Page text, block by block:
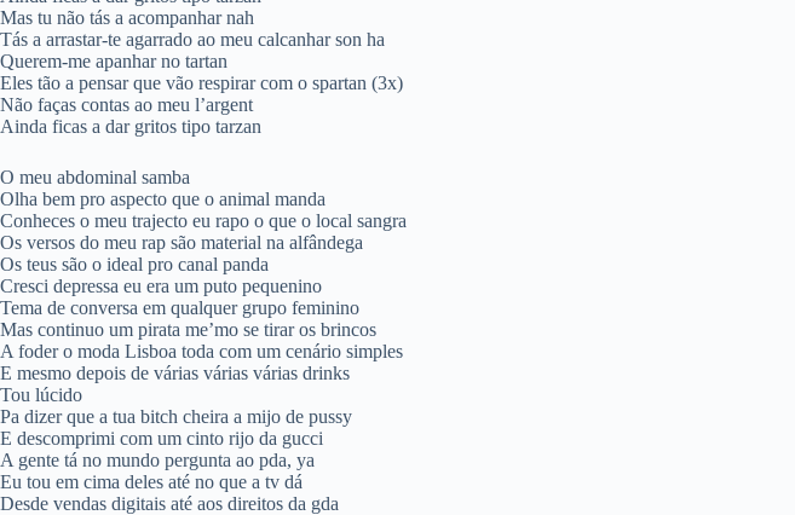
Mas tu não tás a acompanhar nah
Tás a arrastar-te agarrado ao meu calcanhar son ha
Querem-me apanhar no tartan
Eles tão a pensar que vão respirar com o spartan (3x)
Não faças contas ao meu l’argent
Ainda ficas a dar gritos tipo tarzan
O meu abdominal samba
Olha bem pro aspecto que o animal manda
Conheces o meu trajecto eu rapo o que o local sangra
Os versos do meu rap são material na alfândega
Os teus são o ideal pro canal panda
Cresci depressa eu era um puto pequenino
Tema de conversa em qualquer grupo feminino
Mas continuo um pirata me’mo se tirar os brincos
A foder o moda Lisboa toda com um cenário simples
E mesmo depois de várias várias várias drinks
Tou lúcido
Pa dizer que a tua bitch cheira a mijo de pussy
E descomprimi com um cinto rijo da gucci
A gente tá no mundo pergunta ao pda, ya
Eu tou em cima deles até no que a tv dá
Desde vendas digitais até aos direitos da gda